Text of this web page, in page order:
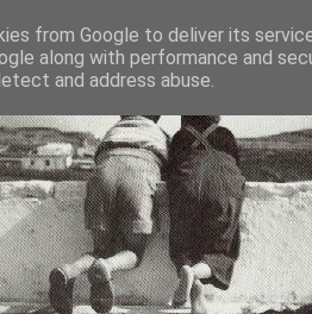
from Google to deliver its
along with performance and
and address abuse.